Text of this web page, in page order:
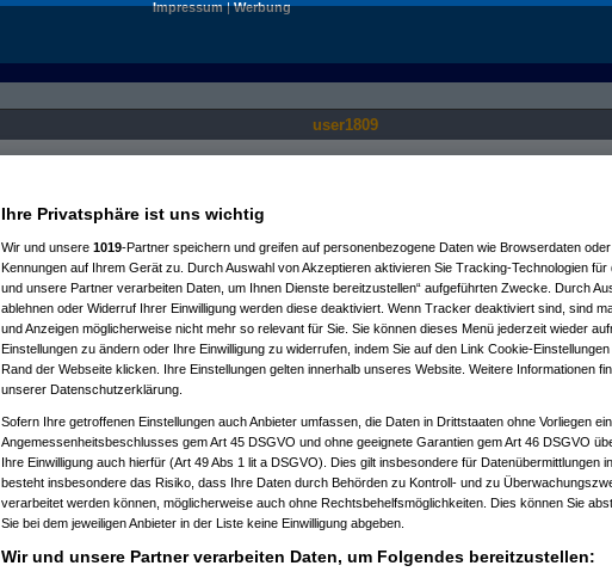
Impressum|Werbung
user1809
Ihre Privatsphäre ist uns wichtig
Wir und unsere 1019-Partner speichern und greifen auf personenbezogene Daten wie Browserdaten
Kennungen auf Ihrem Gerät zu. Durch Auswahl von Akzeptieren aktivieren Sie Tracking-Technologien für
und unsere Partner verarbeiten Daten, um Ihnen Dienste bereitzustellen“ aufgeführten Zwecke. Durch
ablehnen oder Widerruf Ihrer Einwilligung werden diese deaktiviert. Wenn Tracker deaktiviert sind, sind
und Anzeigen möglicherweise nicht mehr so relevant für Sie. Sie können dieses Menü jederzeit wieder
Einstellungen zu ändern oder Ihre Einwilligung zu widerrufen, indem Sie auf den Link Cookie-
Rand der Webseite klicken. Ihre Einstellungen gelten innerhalb unseres Website. Weitere Informationen
unserer Datenschutzerklärung.
Sofern Ihre getroffenen Einstellungen auch Anbieter umfassen, die Daten in Drittstaaten ohne Vorliegen
Angemessenheitsbeschlusses gem Art 45 DSGVO und ohne geeignete Garantien gem Art 46 DSGVO
Ihre Einwilligung auch hierfür (Art 49 Abs 1 lit a DSGVO). Dies gilt insbesondere für Datenübermittlungen
besteht insbesondere das Risiko, dass Ihre Daten durch Behörden zu Kontroll- und zu
verarbeitet werden können, möglicherweise auch ohne Rechtsbehelfsmöglichkeiten. Dies können Sie
Sie bei dem jeweiligen Anbieter in der Liste keine Einwilligung abgeben.
Wir und unsere Partner verarbeiten Daten, um Folgendes bereitzustellen: